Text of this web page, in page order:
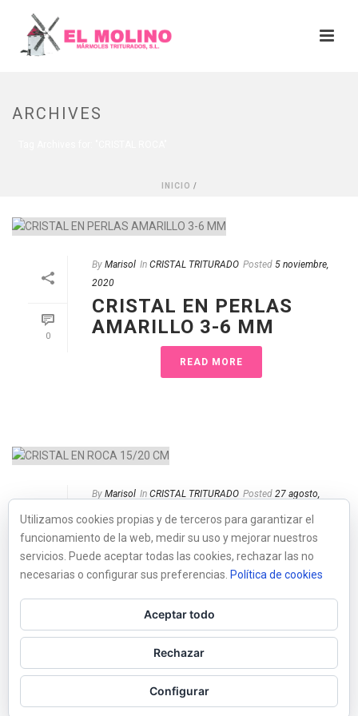
ARCHIVES
INICIO /
0
By Marisol In CRISTAL TRITURADO Posted 5 noviembre,
2020
CRISTAL EN PERLAS
AMARILLO 3-6 MM
READ MORE
By Marisol In CRISTAL TRITURADO Posted 27 agosto,
CRISTAL EN ROCA
15/20 CM
Utilizamos cookies propias y de terceros para garantizar el
funcionamiento de la web, medir su uso y mejorar nuestros
servicios. Puede aceptar todas las cookies, rechazar las no
necesarias o configurar sus preferencias. Política de cookies
Aceptar todo
Rechazar
Configurar